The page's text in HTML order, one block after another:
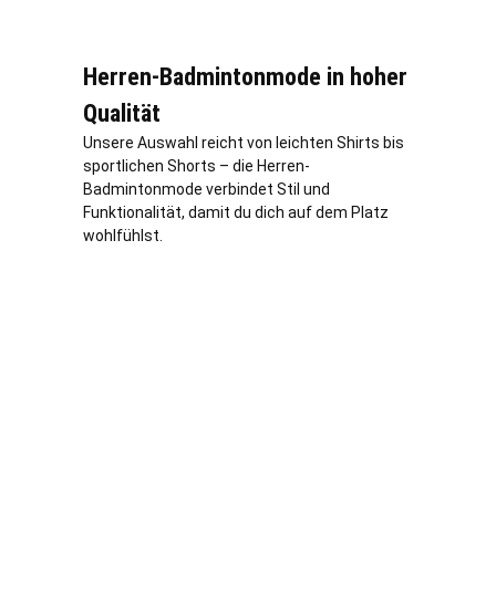
Herren-Badmintonmode in hoher
Qualität
Unsere Auswahl reicht von leichten Shirts bis
sportlichen Shorts – die Herren-
Badmintonmode verbindet Stil und
Funktionalität, damit du dich auf dem Platz
wohlfühlst.